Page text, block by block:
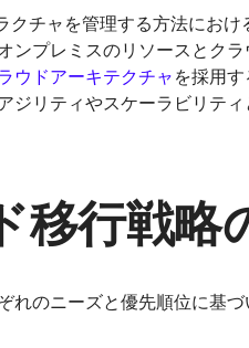
チャを管理する方法にお
プレミスのリソースとク
ウドアーキテクチャを採用
リティやスケーラビリテ
移行戦略
のニーズと優先順位に基